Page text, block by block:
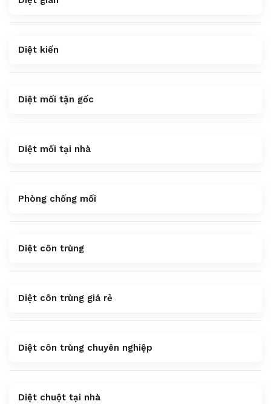
Diệt kiến
Diệt mối tận gốc
Diệt mối tại nhà
Phòng chống mối
Diệt côn trùng
Diệt côn trùng giá rẻ
Diệt côn trùng chuyên nghiệp
Diệt chuột tại nhà